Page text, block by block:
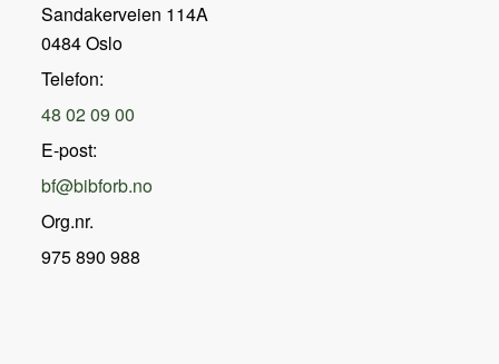
Sandakerveien 114A
0484 Oslo
Telefon:
48 02 09 00
E-post:
bf@bibforb.no
Org.nr.
975 890 988